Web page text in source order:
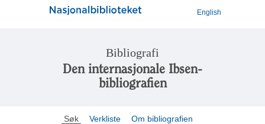
English
Bibliografi
Den internasjonale Ibsen-
bibliografien
Søk Verkliste Om bibliografien